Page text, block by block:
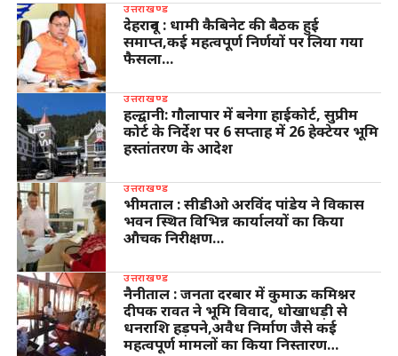
उत्तराखण्ड
देहरादून : धामी कैबिनेट की बैठक हुई
समाप्त,कई महत्वपूर्ण निर्णयों पर लिया गया
फैसला…
उत्तराखण्ड
हल्द्वानी: गौलापार में बनेगा हाईकोर्ट, सुप्रीम
कोर्ट के निर्देश पर 6 सप्ताह में 26 हेक्टेयर भूमि
हस्तांतरण के आदेश
उत्तराखण्ड
भीमताल : सीडीओ अरविंद पांडेय ने विकास
भवन स्थित विभिन्न कार्यालयों का किया
औचक निरीक्षण…
उत्तराखण्ड
नैनीताल : जनता दरबार में कुमाऊ कमिश्नर
दीपक रावत ने भूमि विवाद, धोखाधड़ी से
धनराशि हड़पने,अवैध निर्माण जैसे कई
महत्वपूर्ण मामलों का किया निस्तारण…